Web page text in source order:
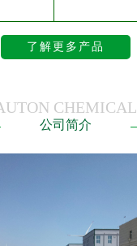
了解更多产品
CHEMICAL
公司简介